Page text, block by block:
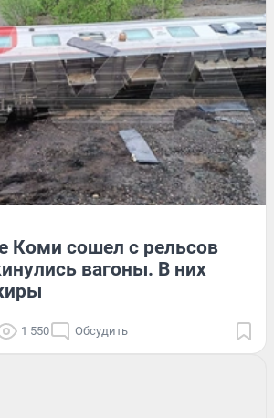
Коми сошел с рельсов
вагоны. В них
1 550 Обсудить